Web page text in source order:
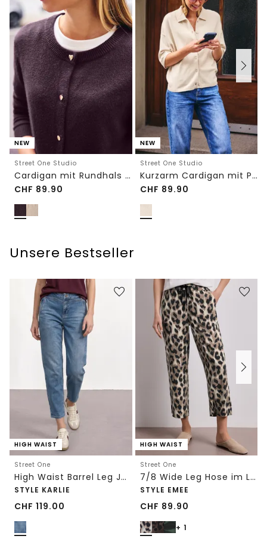
NEW
Street One Studio
Cardigan mit Rundhals und Knöpfen
CHF 89.90
NEW
Street One Studio
Kurzarm Cardigan mit Polokragen
CHF 89.90
Unsere Bestseller
HIGH WAIST
Street One
High Waist Barrel Leg Jeans im Loose Fit
STYLE KARLIE
CHF 119.00
HIGH WAIST
Street One
7/8 Wide Leg Hose im Loose Fit mit Print
STYLE EMEE
CHF 89.90
+ 1